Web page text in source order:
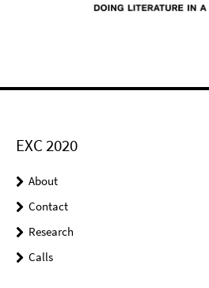
EXC 2020
About
Contact
Research
Calls